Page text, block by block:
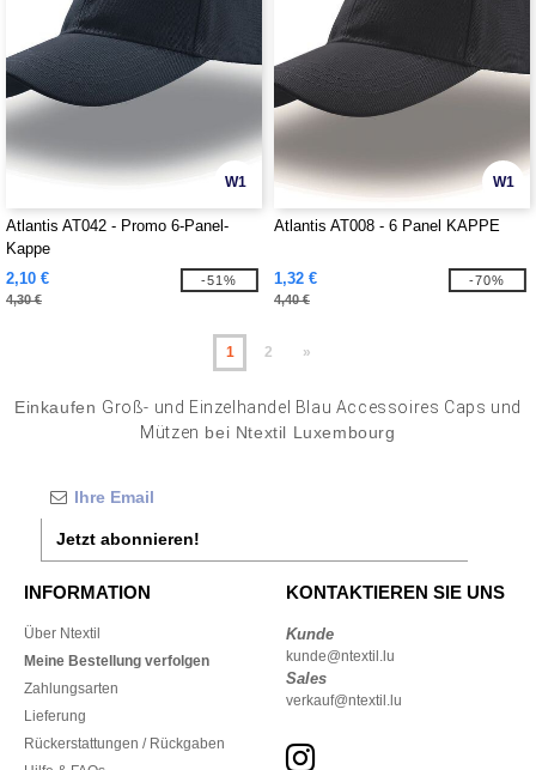
W1
Atlantis AT042 - Promo 6-Panel-
Kappe
2,10 €
4,30 €
-51%
W1
Atlantis AT008 - 6 Panel KAPPE
1,32 €
4,40 €
-70%
1 2 »
Einkaufen Groß- und Einzelhandel Blau Accessoires Caps und
Mützen bei Ntextil Luxembourg
Jetzt abonnieren!
INFORMATION
Über Ntextil
Meine Bestellung verfolgen
Zahlungsarten
Lieferung
Rückerstattungen / Rückgaben
KONTAKTIEREN SIE UNS
Kunde
kunde@ntextil.lu
Sales
verkauf@ntextil.lu